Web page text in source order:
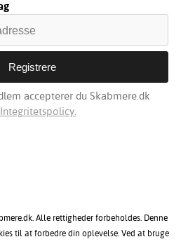
accepterer du Skabmere.dk
Integritetspolicy.
Alle rettigheder forbeholdes. Denne
til at forbedre din oplevelse. Ved at bruge